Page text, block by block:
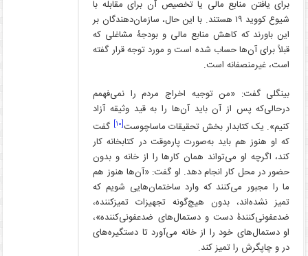
برای یافتن منابع مالی یا تخصیص آن برای مقابله با
شیوع کووید ۱۹ هستند. با این حال، سازمان‌دهندگان بر
این باورند که کاهش منابع مالی و بودجۀ مشاغلی که
قبلاً برای آن‌ها حساب شده است و مورد توجه قرار گفته
است، غیرمنصفانه است.
بینگلی گفت: «من توجیه اخراج مردم را نمی‌فهمم
درحالی‌که پس از آن باید آن‌ها را به قید وثیقه آزاد
کنیم». یک کتابدار بخش تحقیقات ماساچوست[۱۰]
گفت
که او هنوز هم باید به‌صورت پاره‌وقت در کتابخانه کار
کند، اگرچه او می‌تواند همان کارها را از خانه و بدون
حضور در محل کار انجام دهد. او گفت: «آن‌ها هنوز هم
ما را مجبور می‌کنند که وارد ساختمان‌هایی شویم که
تمیز نشده‌اند، بدون هیچ‌گونه تجهیزات تمیزکننده،
ضدعفونی‌کنندۀ دست و دستمال‌های ضدعفونی‌کننده»،
او دستمال‌های خود را از خانه می‌آورد تا دستگیره‌های
در و چاپگرش را تمیز کند.